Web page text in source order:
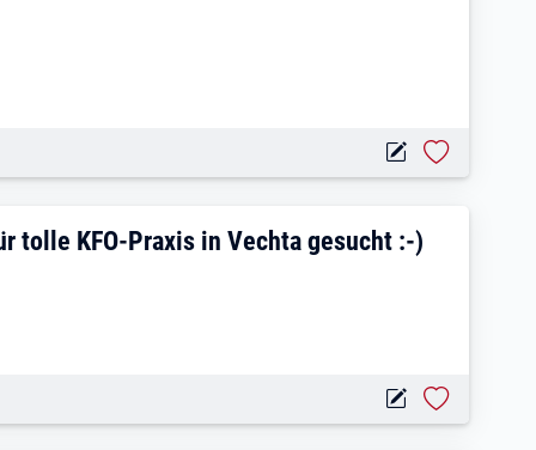
r (m/w/d) für tolle KFO-Praxis
tolle KFO-Praxis in Vechta gesucht :-)